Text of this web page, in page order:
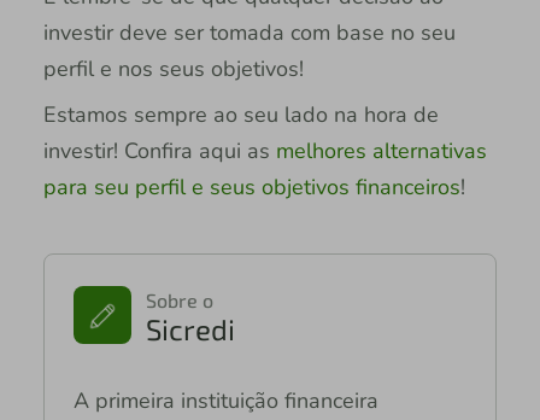
investir deve ser tomada com base no seu
perfil e nos seus objetivos!
Estamos sempre ao seu lado na hora de
investir! Confira aqui as melhores alternativas
para seu perfil e seus objetivos financeiros!
Sobre o
Sicredi
A primeira instituição financeira